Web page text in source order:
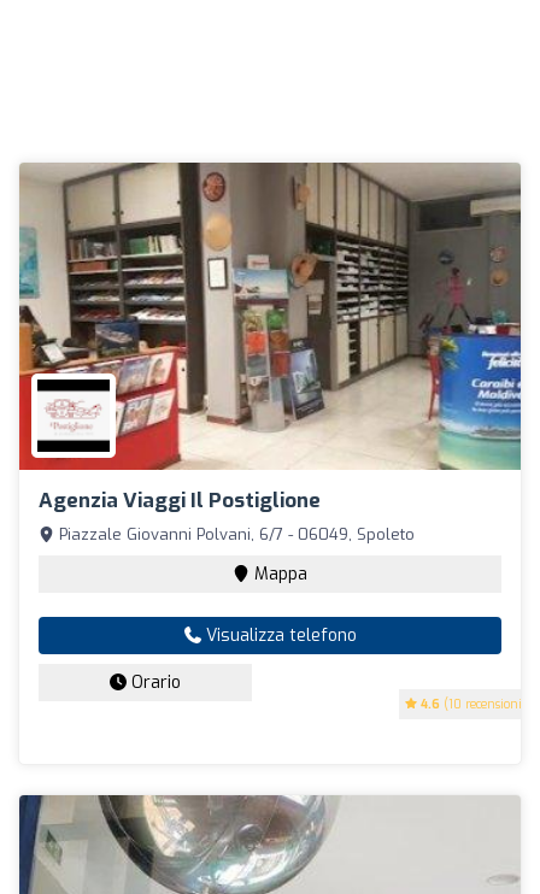
Agenzia Viaggi Il Postiglione
4.6 (10 recensioni)
Piazzale Giovanni Polvani, 6/7 - 06049, Spoleto
Mappa
Visualizza telefono
Orario